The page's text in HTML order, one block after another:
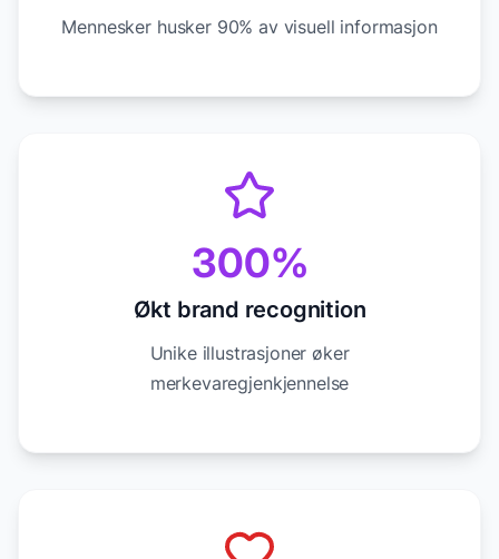
Mennesker husker 90% av visuell informasjon
300%
Økt brand recognition
Unike illustrasjoner øker
merkevaregjenkjennelse